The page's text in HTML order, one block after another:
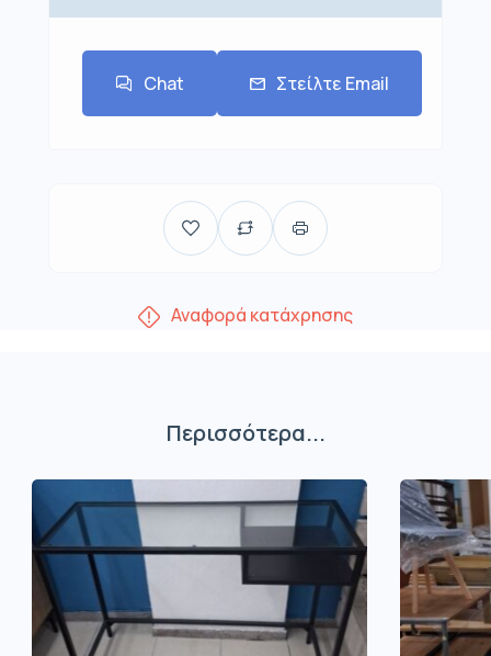
Chat Στείλτε Email
Αναφορά κατάχρησης
Περισσότερα...